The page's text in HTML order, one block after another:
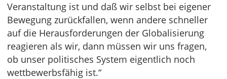
Veranstaltung ist und daß wir selbst bei eigener
Bewegung zurückfallen, wenn andere schneller
auf die Herausforderungen der Globalisierung
reagieren als wir, dann müssen wir uns fragen,
ob unser politisches System eigentlich noch
wettbewerbsfähig ist.“